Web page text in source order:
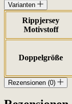
Varianten
Rippjersey
Motivstoff
Doppelgröße
Rezensionen (0)